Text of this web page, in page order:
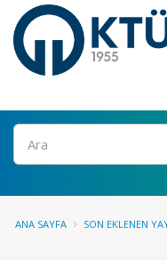
Ara
ANA SAYFA SON EKLENEN